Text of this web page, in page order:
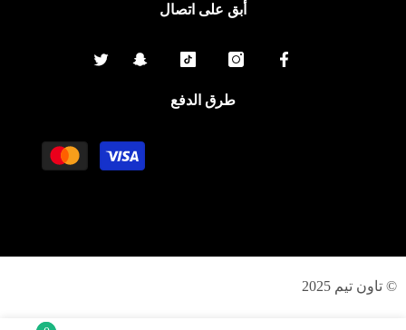
أبق على اتصال
طرق الدفع
© تاون تيم 2025